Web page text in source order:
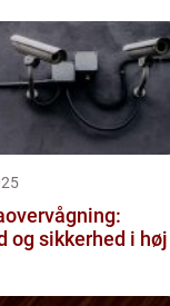
og sikkerhed i høj